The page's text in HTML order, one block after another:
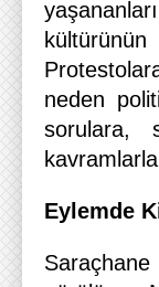
neden
sorulara,
Eylemde